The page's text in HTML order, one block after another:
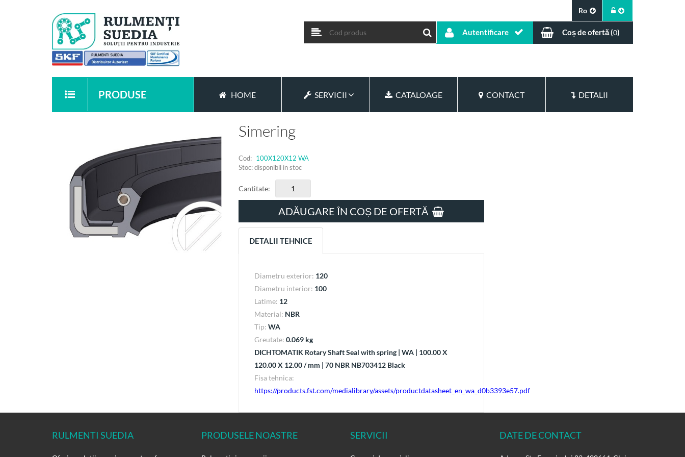
Ro
Autentificare Coș de ofertă (0)
PRODUSE HOME SERVICII CATALOAGE CONTACT DETALII
Simering
Cod: 100X120X12 WA
Stoc: disponibil in stoc
Cantitate:
ADĂUGARE ÎN COȘ DE OFERTĂ
DETALII TEHNICE
Diametru exterior: 120
Diametru interior: 100
Latime: 12
Material: NBR
Tip: WA
Greutate: 0.069 kg
DICHTOMATIK Rotary Shaft Seal with spring | WA | 100.00 X
120.00 X 12.00 / mm | 70 NBR NB703412 Black
Fisa tehnica:
https://products.fst.com/medialibrary/assets/productdatasheet_en_wa_d0b3393e57.pdf
RULMENTI SUEDIA PRODUSELE NOASTRE SERVICII DATE DE CONTACT